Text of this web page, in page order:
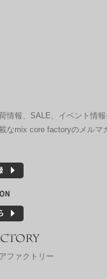
情報、SALE、イベント情
なmix core factoryのメルマ
ファクトリー